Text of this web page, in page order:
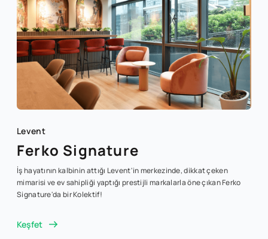
Levent
Ferko Signature
İş hayatının kalbinin attığı Levent'in merkezinde, dikkat çeken
mimarisi ve ev sahipliği yaptığı prestijli markalarla öne çıkan Ferko
Signature'da bir Kolektif!
Keşfet